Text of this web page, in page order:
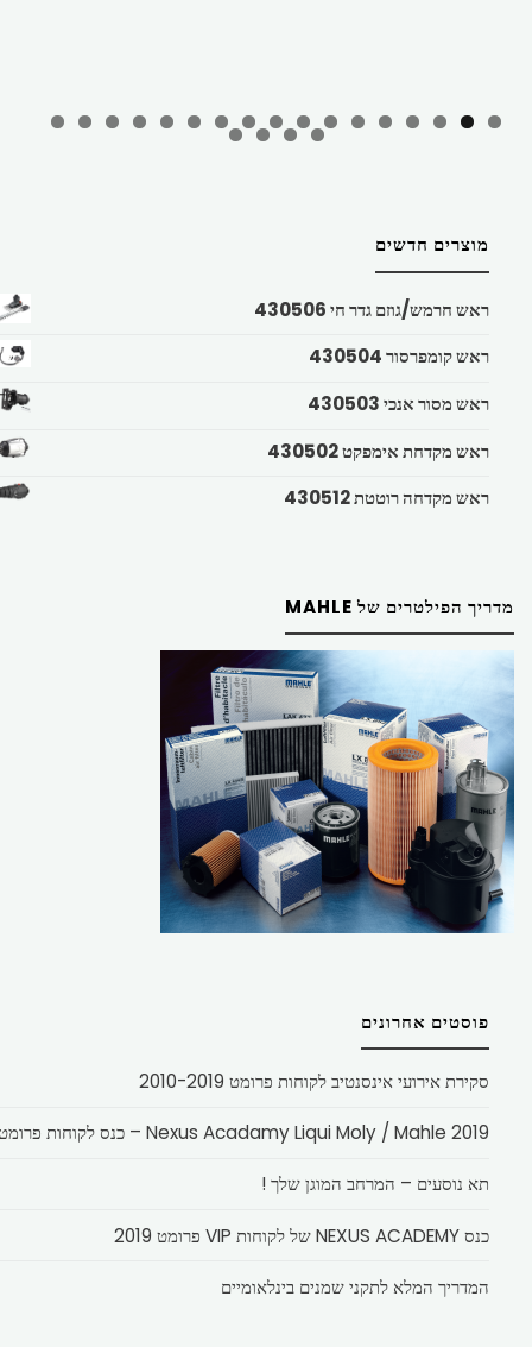
מוצרים חדשים
ראש חרמש/גוזם גדר חי 430506
ראש קומפרסור 430504
ראש מסור אנכי 430503
ראש מקדחת אימפקט 430502
ראש מקדחה רוטטת 430512
מדריך הפילטרים של MAHLE
פוסטים אחרונים
סקירת אירועי אינסנטיב לקוחות פרומט 2010-2019
Nexus Acadamy Liqui Moly / Mahle 2019 – כנס לקוחות פרומט
תא נוסעים – המרחב המוגן שלך !
כנס NEXUS ACADEMY של לקוחות VIP פרומט 2019
המדריך המלא לתקני שמנים בינלאומיים